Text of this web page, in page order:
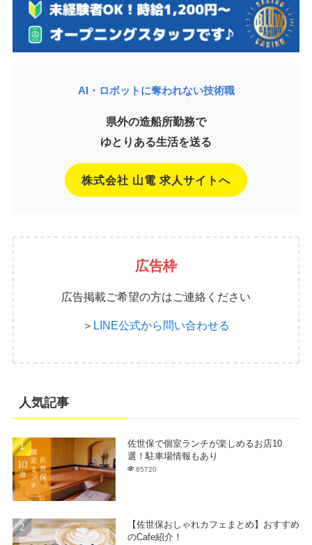
AI・ロボットに奪われない技術職
県外の造船所勤務で
ゆとりある生活を送る
株式会社 山電 求人サイトへ
広告枠
広告掲載ご希望の方はご連絡ください
＞ LINE公式から問い合わせる
人気記事
佐世保で個室ランチが楽しめるお店10
選！駐車場情報もあり
85720
【佐世保おしゃれカフェまとめ】おすすめ
のCafe紹介！